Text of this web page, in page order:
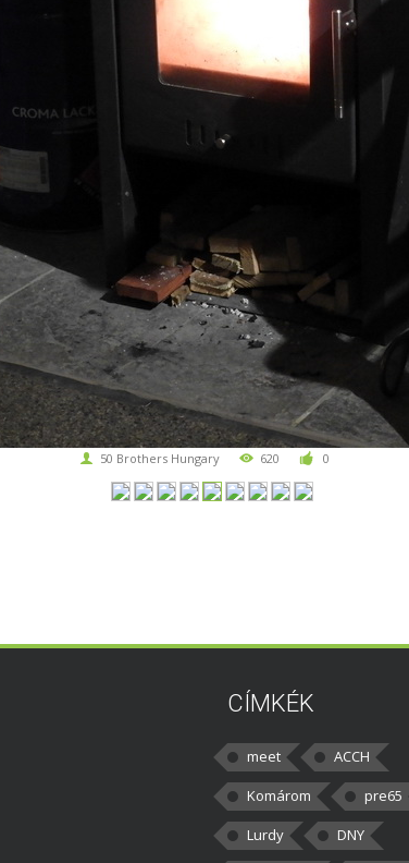
50 Brothers Hungary 620 0
CÍMKÉK
meet
ACCH
Komárom
pre65
Lurdy
DNY